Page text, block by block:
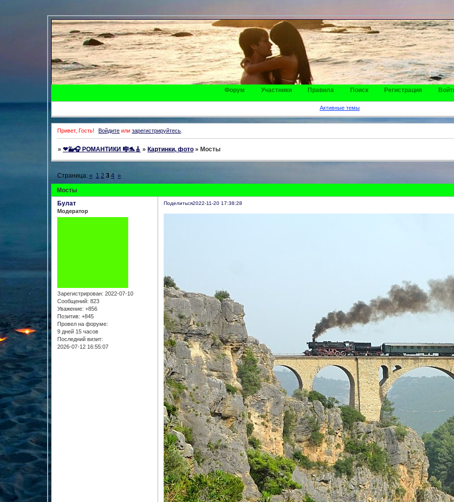
Форум Участники Правила Поиск Регистрация
Активные темы
Привет, Гость! Войдите илизарегистрируйтесь.
» ❤🐳🎧 РОМАНТИКИ 🎼🐬🎸 » Картинки, фото » Мосты
Мосты
Страница: « 1 2 3 4 »
Поделиться2022-11-20 17:38:28
Булат
Модератор
Зарегистрирован: 2022-07-10
Сообщений: 823
Уважение: +856
Позитив: +845
Провел на форуме:
9 дней 15 часов
Последний визит:
2026-07-12 16:55:07